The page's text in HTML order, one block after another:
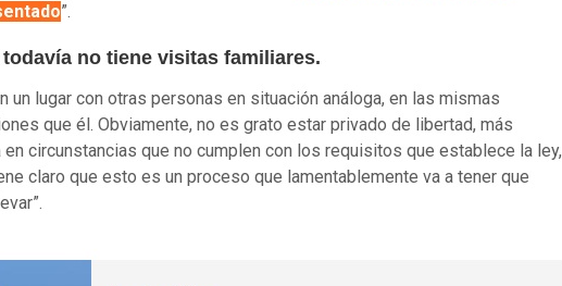
”.
no tiene visitas familiares.
un lugar con otras personas en situación análoga, en las mismas
que él. Obviamente, no es grato estar privado de libertad, más
en circunstancias que no cumplen con los requisitos que establece la ley,
claro que esto es un proceso que lamentablemente va a tener que